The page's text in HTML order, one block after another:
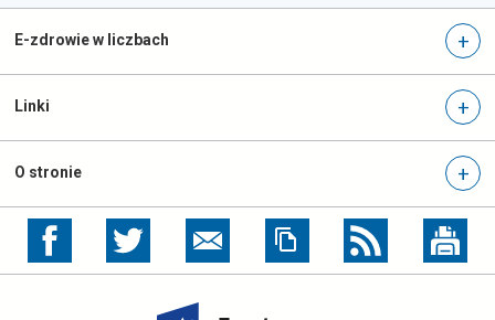
nowej
E-zdrowie w liczbach
Linki
O stronie
otwiera
w
otwiera
w
karcie